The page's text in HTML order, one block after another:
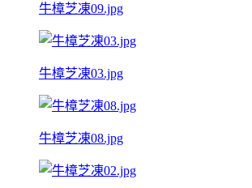
牛樟芝凍09.jpg
牛樟芝凍03.jpg
牛樟芝凍08.jpg